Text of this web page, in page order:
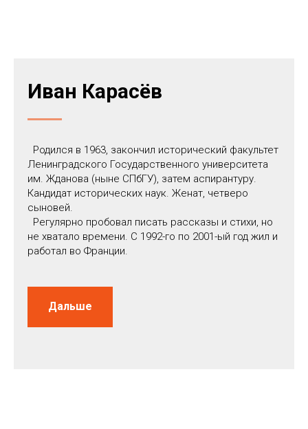
Иван Карасёв
Родился в 1963, закончил исторический факультет
Ленинградского Государственного университета
им. Жданова (ныне СПбГУ), затем аспирантуру.
Кандидат исторических наук. Женат, четверо
сыновей.
Регулярно пробовал писать рассказы и стихи, но
не хватало времени. С 1992-го по 2001-ый год жил и
работал во Франции.
Дальше